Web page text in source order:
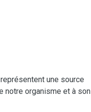
une source
notre organisme et à son